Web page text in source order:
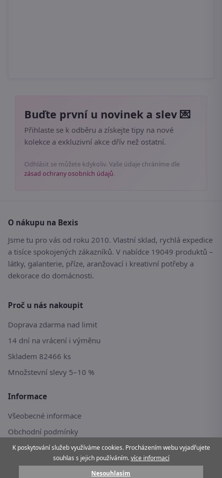
Buďte první u novinek a slev 💌
Přihlaste se k odběru a získejte tipy na nové
kolekce a exkluzivní akce dřív než ostatní.
Odhlásit se můžete kdykoliv. Vaše údaje chráníme dle
zásad ochrany osobních údajů.
O nákupu na Bexis
Jsme tu pro vás od roku 2010. Vlastní sklad, rychlá expedice
a tisíce spokojených zákazníků. V nabídce 19049 produktů –
látky, galanterie, příze, aranžovací i kreativní potřeby a
dekorace do domácnosti.
Proč u nás nakoupit
Doprava zdarma nad limit
14 dní na vrácení i výměnu
Skladem 82466 ks
Množstevní slevy 5–10 %
Informace
Všeobecné informace
Obchodní podmínky
Reklamační řád
Doprava a platba
K poskytování služeb využíváme cookies. Procházením webu vyjadřujete
souhlas s jejich používáním.více informací
Nesouhlasím